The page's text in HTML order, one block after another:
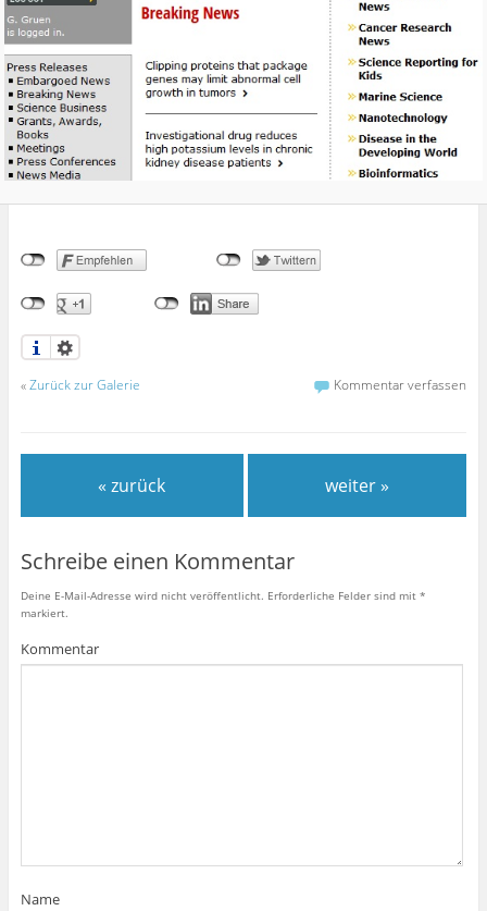
«Zurück zur Galerie Kommentar verfassen
« zurück weiter »
Schreibe einen Kommentar
Deine E-Mail-Adresse wird nicht veröffentlicht. Erforderliche Felder sind mit *
markiert.
Kommentar
Name